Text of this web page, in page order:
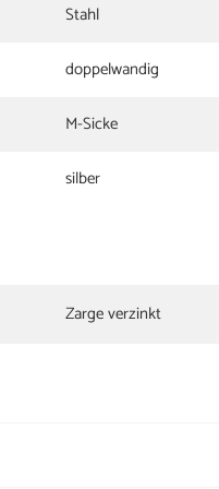
Stahl
doppelwandig
M-Sicke
silber
Zarge verzinkt